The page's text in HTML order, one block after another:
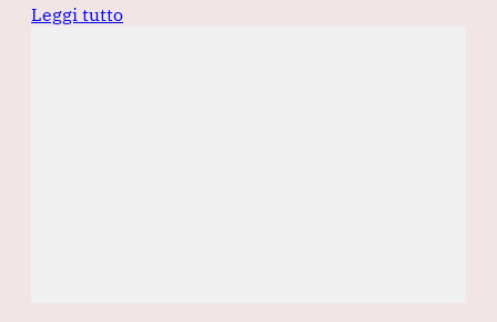
Leggi tutto